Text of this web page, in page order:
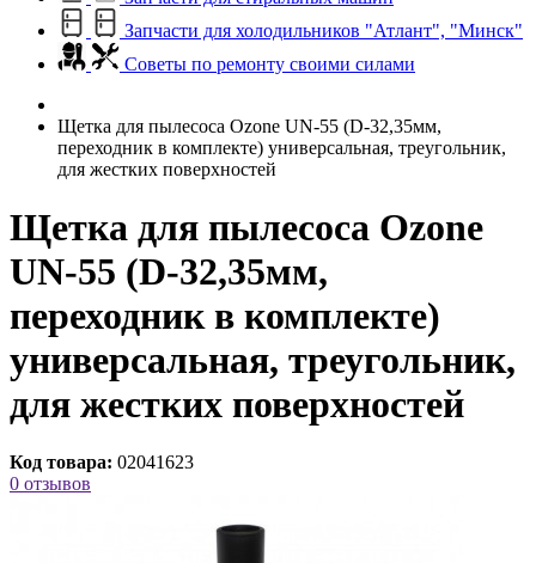
Запчасти для холодильников "Атлант", "Минск"
Советы по ремонту своими силами
Щетка для пылесоса Ozone UN-55 (D-32,35мм,
переходник в комплекте) универсальная, треугольник,
для жестких поверхностей
Щетка для пылесоса Ozone
UN-55 (D-32,35мм,
переходник в комплекте)
универсальная, треугольник,
для жестких поверхностей
Код товара: 02041623
0 отзывов